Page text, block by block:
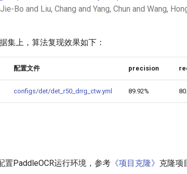
Bo and Liu, Chang and Yang, Chun and Wang,
集上，算法复现效果如下：
配置文件 precision
configs/det/det_r50_drrg_ctw.yml 89.92%
置PaddleOCR运行环境，参考 《项目克隆》 克隆项